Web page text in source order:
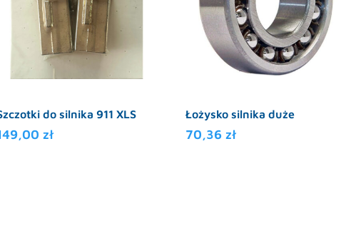
do silnika 911 XLS
zł
Łożysko silnika duże
70,36 zł